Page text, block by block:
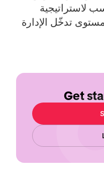
لاستراتيجية
تدخّل الإدارة
Get